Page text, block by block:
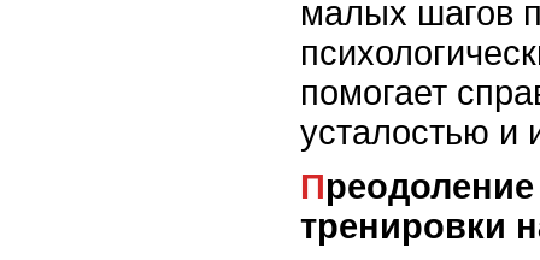
малых шагов
помогает
усталостью и
Преодоление усталости и
тренировки